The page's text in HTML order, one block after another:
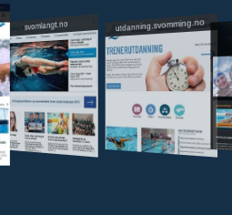
svomlangt.no utdanning.svomming.no